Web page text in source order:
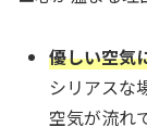
優しい空気
シリアスな
空気が流れ